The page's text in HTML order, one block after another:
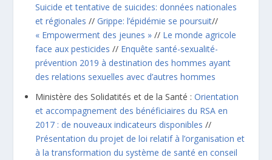
Suicide et tentative de suicides: données nationales
et régionales //Grippe: l’épidémie se poursuit//
« Empowerment des jeunes » // Le monde agricole
face aux pesticides // Enquête santé-sexualité-
prévention 2019 à destination des hommes ayant
des relations sexuelles avec d’autres hommes
Ministère des Solidatités et de la Santé :Orientation
et accompagnement des bénéficiaires du RSA en
2017 : de nouveaux indicateurs disponibles //
Présentation du projet de loi relatif à l’organisation et
à la transformation du système de santé en conseil